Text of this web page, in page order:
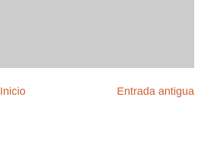
Entrada antigua
Inicio